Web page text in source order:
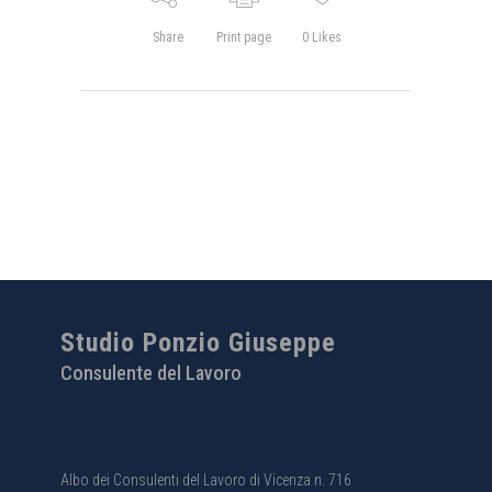
Share Print page 0 Likes
Studio Ponzio Giuseppe
Consulente del Lavoro
Albo dei Consulenti del Lavoro di Vicenza n. 716